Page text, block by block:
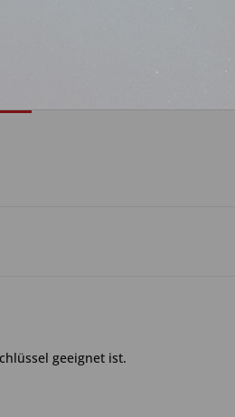
geeignet ist.